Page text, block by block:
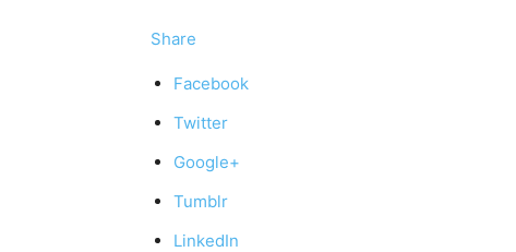
Share
Facebook
Twitter
Google+
Tumblr
LinkedIn